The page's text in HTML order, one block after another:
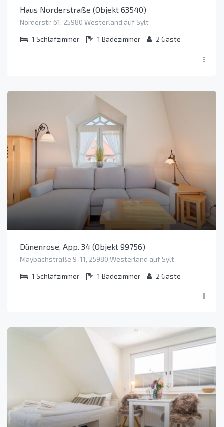
Haus Norderstraße (Objekt 63540)
Norderstr. 61, 25980 Westerland auf Sylt
1 Schlafzimmer 1 Badezimmer 2 Gäste
Dünenrose, App. 34 (Objekt 99756)
Maybachstraße 9-11, 25980 Westerland auf Sylt
1 Schlafzimmer 1 Badezimmer 2 Gäste